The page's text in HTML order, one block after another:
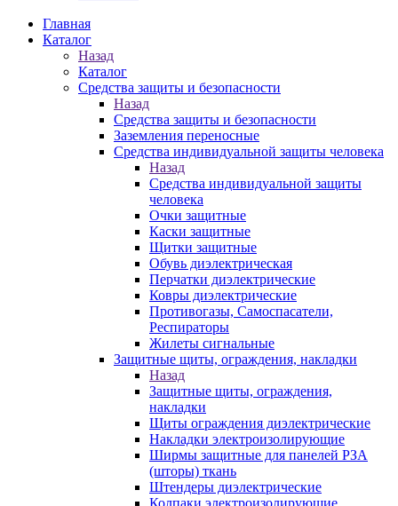
Главная
Каталог
Назад
Каталог
Средства защиты и безопасности
Назад
Средства защиты и безопасности
Заземления переносные
Средства индивидуальной защиты человека
Назад
Средства индивидуальной защиты
человека
Очки защитные
Каски защитные
Щитки защитные
Обувь диэлектрическая
Перчатки диэлектрические
Ковры диэлектрические
Противогазы, Самоспасатели,
Респираторы
Жилеты сигнальные
Защитные щиты, ограждения, накладки
Назад
Защитные щиты, ограждения,
накладки
Щиты ограждения диэлектрические
Накладки электроизолирующие
Ширмы защитные для панелей РЗА
(шторы) ткань
Штендеры диэлектрические
Колпаки электроизолирующие